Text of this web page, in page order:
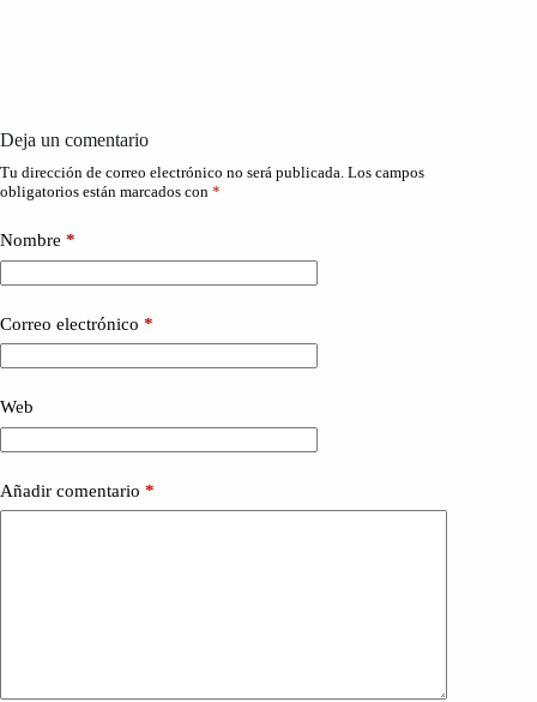
Deja un comentario
Tu dirección de correo electrónico no será publicada. Los campos
obligatorios están marcados con *
Nombre *
Correo electrónico *
Web
Añadir comentario *